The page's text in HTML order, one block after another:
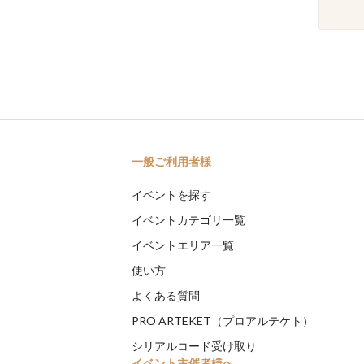
一般ご利用者様
イベントを探す
イベントカテゴリ一覧
イベントエリア一覧
使い方
よくある質問
PRO ARTEKET（プロアルテケト）
シリアルコード受け取り